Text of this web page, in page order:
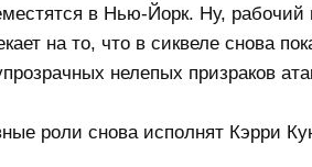
в Нью-Йорк. Ну, рабочий
на то, что в сиквеле снова
нелепых призраков
роли снова исполнят Кэрри